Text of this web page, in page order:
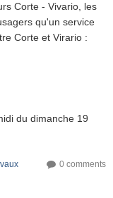
Corte - Vivario, les
qu'un service
Corte et Virario :
du dimanche 19
0 comments